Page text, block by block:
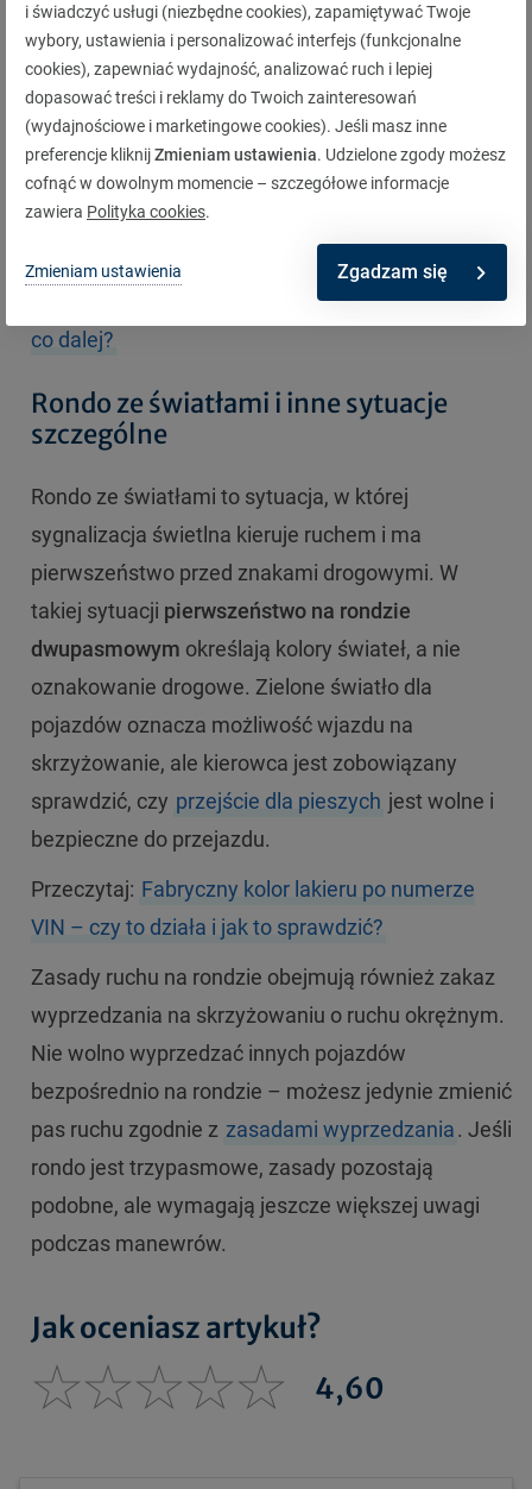
prawej strony. Na rondzie wielopasmowym należy
z odpowiednim wyprzedzeniem przesuwać się „do
prawej”, a jeśli nie jest to możliwe, nie wolno
wymuszać pierwszeństwa.Zjazd z ronda z lewego
pasajest możliwy tylko wtedy, gdy masz pewność,
że nie spowoduje to zagrożenia dla innych
Zatrzymanie dowodu rejestracyjnego –
co dalej?
Rondo ze światłami i inne sytuacje
szczególne
Rondo ze światłami to sytuacja, w której
sygnalizacja świetlna kieruje ruchem i ma
pierwszeństwo przed znakami drogowymi. W
takiej sytuacji pierwszeństwo na rondzie
dwupasmowym określają kolory świateł, a nie
oznakowanie drogowe. Zielone światło dla
pojazdów oznacza możliwość wjazdu na
skrzyżowanie, ale kierowca jest zobowiązany
sprawdzić, czy przejście dla pieszych jest wolne i
bezpieczne do przejazdu.
Przeczytaj: Fabryczny kolor lakieru po numerze
VIN – czy to działa i jak to sprawdzić?
Zasady ruchu na rondzie obejmują również zakaz
wyprzedzania na skrzyżowaniu o ruchu okrężnym.
Nie wolno wyprzedzać innych pojazdów
bezpośrednio na rondzie – możesz jedynie zmienić
pas ruchu zgodnie z zasadami wyprzedzania. Jeśli
rondo jest trzypasmowe, zasady pozostają
podobne, ale wymagają jeszcze większej uwagi
podczas manewrów.
Jak oceniasz artykuł?
4,60
i świadczyć usługi (niezbędne cookies), zapamiętywać Twoje
wybory, ustawienia i personalizować interfejs (funkcjonalne
cookies), zapewniać wydajność, analizować ruch i lepiej
dopasować treści i reklamy do Twoich zainteresowań
(wydajnościowe i marketingowe cookies). Jeśli masz inne
preferencje kliknijZmieniam ustawienia. Udzielone zgody możesz
cofnąć w dowolnym momencie – szczegółowe informacje
zawiera Polityka cookies.
Zmieniam ustawienia Zgadzam się